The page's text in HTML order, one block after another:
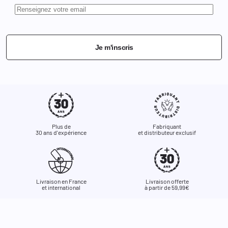
Je m'inscris
Plus de
30 ans d'expérience
Fabriquant
et distributeur exclusif
Livraison en France
et international
Livraison offerte
à partir de 59,99€